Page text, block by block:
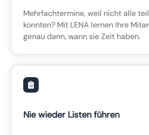
Mehrfachtermine, weil nicht alle
konnten? Mit LENA lernen Ihre
genau dann, wann sie Zeit haben.
Nie wieder Listen führen